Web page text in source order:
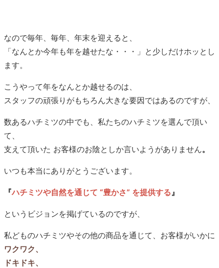
なので毎年、毎年、年末を迎えると、
「なんとか今年も年を越せたな・・・」と少しだけホッとし
ます。
こうやって年をなんとか越せるのは、
スタッフの頑張りがもちろん大きな要因ではあるのですが、
数あるハチミツの中でも、私たちのハチミツを選んで頂い
て、
支えて頂いた お客様のお陰としか言いようがありません。
いつも本当にありがとうございます。
『ハチミツや自然を通じて “豊かさ” を提供する 』
というビジョンを掲げているのですが、
私どものハチミツやその他の商品を通じて、お客様がいかに
ワクワク、
ドキドキ、